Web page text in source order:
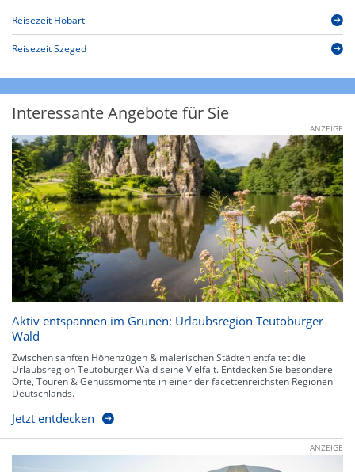
Reisezeit Hobart
Reisezeit Szeged
Interessante Angebote für Sie
ANZEIGE
Aktiv entspannen im Grünen: Urlaubsregion Teutoburger
Wald
Zwischen sanften Höhenzügen & malerischen Städten entfaltet die
Urlaubsregion Teutoburger Wald seine Vielfalt. Entdecken Sie besondere
Orte, Touren & Genussmomente in einer der facettenreichsten Regionen
Deutschlands.
Jetzt entdecken
ANZEIGE